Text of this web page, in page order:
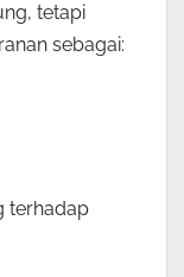
tetapi
sebagai:
terhadap